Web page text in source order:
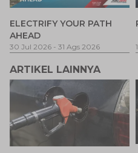
ELECTRIFY YOUR PATH
AHEAD
30 Jul 2026 - 31 Ags 2026
ARTIKEL LAINNYA